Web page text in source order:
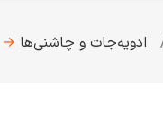
ادویه‌جات و چاشنی‌ها →